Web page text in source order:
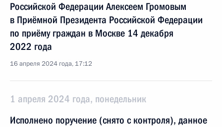
Российской Федерации Алексеем Громовым
в Приёмной Президента Российской Федерации
по приёму граждан в Москве 14 декабря
2022 года
16 апреля 2024 года, 17:12
1 апреля 2024 года, понедельник
Исполнено поручение (снято с контроля), данное